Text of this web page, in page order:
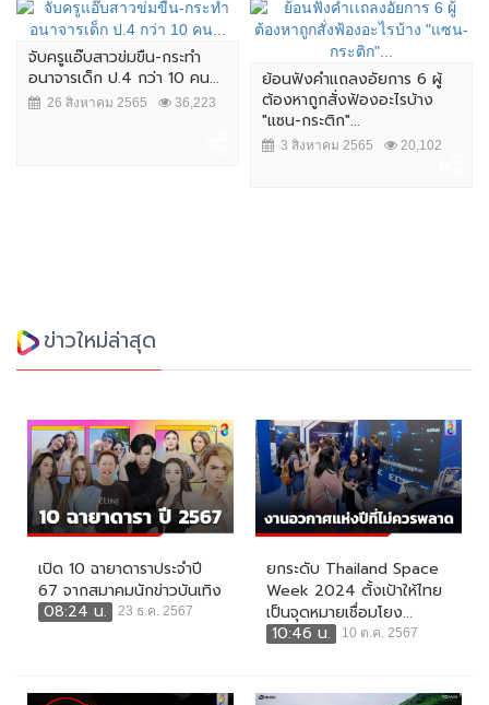
จับครูแอ๊บสาวข่มขืน-กระทำ
อนาจารเด็ก ป.4 กว่า 10 คน...
26 สิงหาคม 2565 36,223
ย้อนฟังคำเเถลงอัยการ 6 ผู้
ต้องหาถูกสั่งฟ้องอะไรบ้าง
"แซน-กระติก"...
3 สิงหาคม 2565 20,102
ข่าวใหม่ล่าสุด
เปิด 10 ฉายาดาราประจำปี
67 จากสมาคมนักข่าวบันเทิง
08:24 น.
23 ธ.ค. 2567
ยกระดับ Thailand Space
Week 2024 ตั้งเป้าให้ไทย
เป็นจุดหมายเชื่อมโยง...
10:46 น.
10 ต.ค. 2567